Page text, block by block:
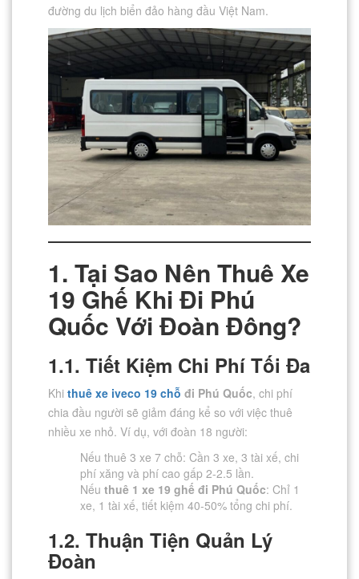
đường du lịch biển đảo hàng đầu Việt Nam.
1. Tại Sao Nên Thuê Xe
19 Ghế Khi Đi Phú
Quốc Với Đoàn Đông?
1.1. Tiết Kiệm Chi Phí Tối Đa
Khi thuê xe iveco 19 chỗ đi Phú Quốc, chi phí
chia đầu người sẽ giảm đáng kể so với việc thuê
nhiều xe nhỏ. Ví dụ, với đoàn 18 người:
Nếu thuê 3 xe 7 chỗ: Cần 3 xe, 3 tài xế, chi
phí xăng và phí cao gấp 2-2.5 lần.
Nếu thuê 1 xe 19 ghế đi Phú Quốc: Chỉ 1
xe, 1 tài xế, tiết kiệm 40-50% tổng chi phí.
1.2. Thuận Tiện Quản Lý
Đoàn